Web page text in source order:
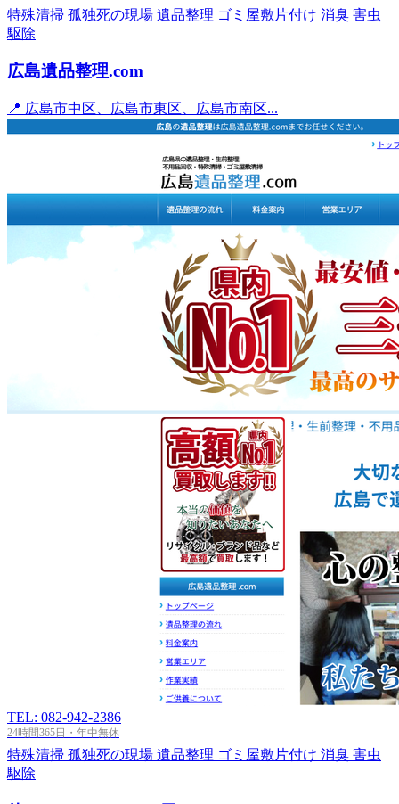
特殊清掃 孤独死の現場 遺品整理 ゴミ屋敷片付け 消臭 害虫
駆除
広島遺品整理.com
📍 広島市中区、広島市東区、広島市南区...
TEL: 082-942-2386
24時間365日・年中無休
特殊清掃 孤独死の現場 遺品整理 ゴミ屋敷片付け 消臭 害虫
駆除